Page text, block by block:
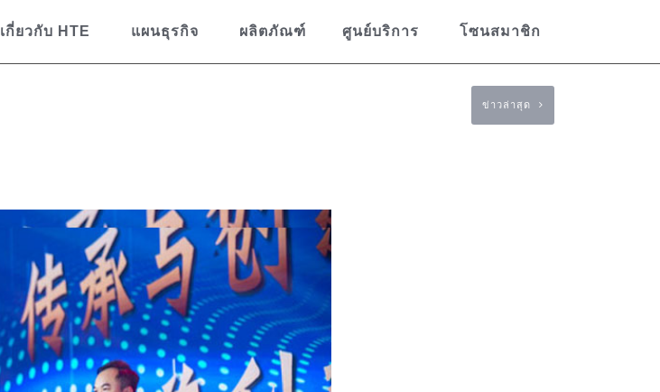
เกี่ยวกับ HTE แผนธุรกิจ ผลิตภัณฑ์ ศูนย์บริการ โซนสมาชิก
ข่าวล่าสุด